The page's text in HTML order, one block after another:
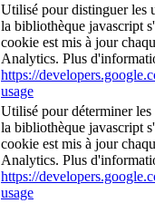
Utilisé pour distinguer les
la bibliothèque javascript
cookie est mis à jour
Analytics. Plus
https://
usage
Utilisé pour déterminer les
la bibliothèque javascript
cookie est mis à jour
Analytics. Plus
https://
usage